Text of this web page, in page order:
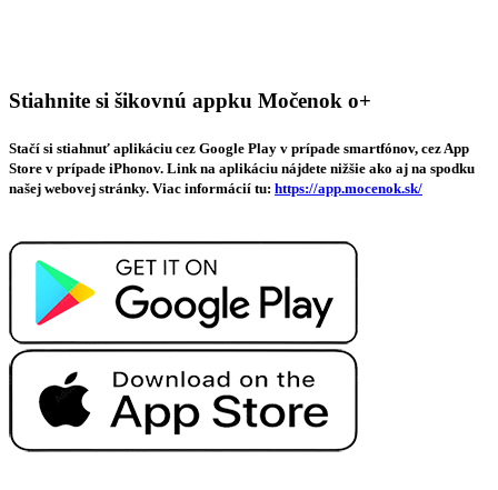
Stiahnite si šikovnú appku Močenok o+
Stačí si stiahnuť aplikáciu cez Google Play v prípade smartfónov, cez App
Store v prípade iPhonov. Link na aplikáciu nájdete nižšie ako aj na spodku
našej webovej stránky. Viac informácií tu: https://app.mocenok.sk/